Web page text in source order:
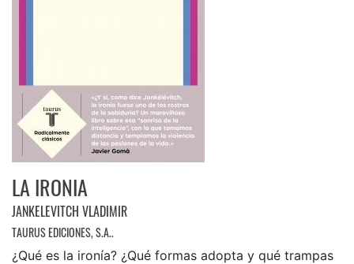
LA IRONIA
JANKELEVITCH VLADIMIR
TAURUS EDICIONES, S.A..
¿Qué es la ironía? ¿Qué formas adopta y qué trampas